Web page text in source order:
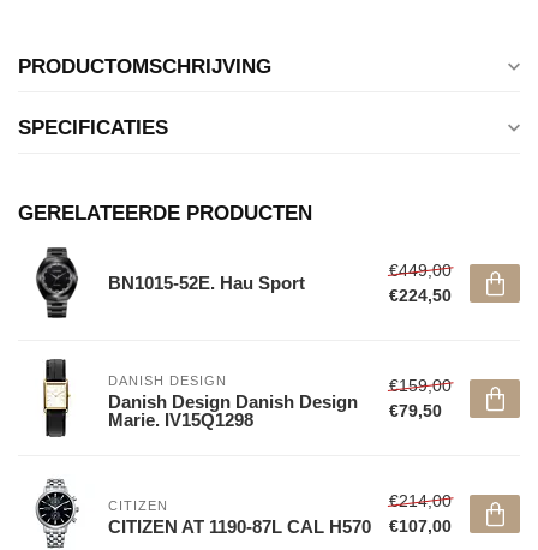
PRODUCTOMSCHRIJVING
SPECIFICATIES
GERELATEERDE PRODUCTEN
BN1015-52E. Hau Sport
€449,00
€224,50
DANISH DESIGN
Danish Design Danish Design
Marie. IV15Q1298
€159,00
€79,50
CITIZEN
CITIZEN AT 1190-87L CAL H570
€214,00
€107,00